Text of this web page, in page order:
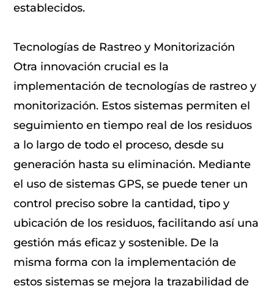
establecidos.
Tecnologías de Rastreo y Monitorización
Otra innovación crucial es la
implementación de tecnologías de rastreo y
monitorización. Estos sistemas permiten el
seguimiento en tiempo real de los residuos
a lo largo de todo el proceso, desde su
generación hasta su eliminación. Mediante
el uso de sistemas GPS, se puede tener un
control preciso sobre la cantidad, tipo y
ubicación de los residuos, facilitando así una
gestión más eficaz y sostenible. De la
misma forma con la implementación de
estos sistemas se mejora la trazabilidad de